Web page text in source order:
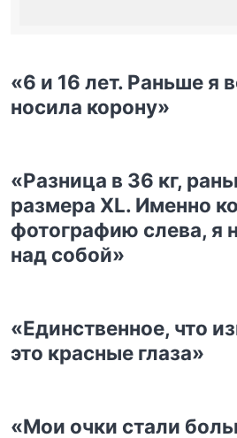
«6 и 16 лет. Раньше я
носила корону»
«Разница в 36 кг,
размера XL. Именно
фотографию слева, я
над собой»
«Единственное, что
это красные глаза»
«Мои очки стали